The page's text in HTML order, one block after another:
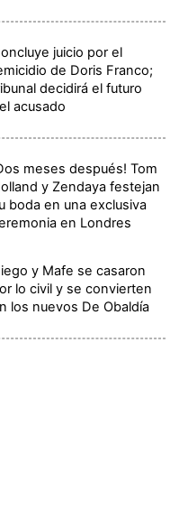
juicio por el
de Doris Franco;
decidirá el futuro
acusado
meses después! Tom
y Zendaya festejan
boda en una exclusiva
en Londres
y Mafe se casaron
lo civil y se convierten
los nuevos De Obaldía